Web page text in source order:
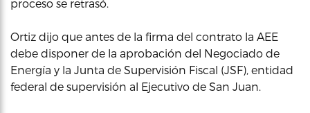
proceso se retrasó.
Ortiz dijo que antes de la firma del contrato la AEE
debe disponer de la aprobación del Negociado de
Energía y la Junta de Supervisión Fiscal (JSF), entidad
federal de supervisión al Ejecutivo de San Juan.